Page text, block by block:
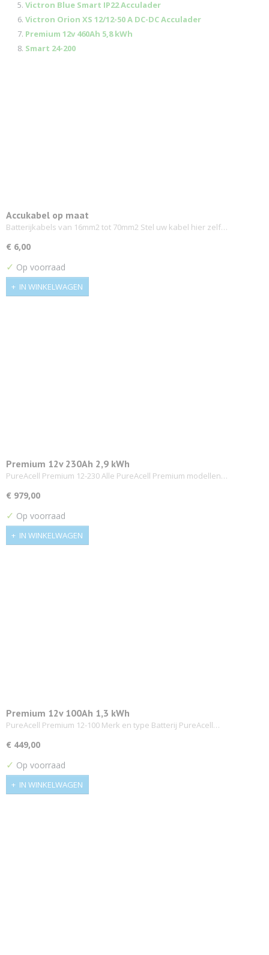
Victron Blue Smart IP22 Acculader
Victron Orion XS 12/12-50 A DC-DC Acculader
Premium 12v 460Ah 5,8 kWh
Smart 24-200
Accukabel op maat
Batterijkabels van 16mm2 tot 70mm2 Stel uw kabel hier zelf…
€ 6,00
✓ Op voorraad
IN WINKELWAGEN
Premium 12v 230Ah 2,9 kWh
PureAcell Premium 12-230 Alle PureAcell Premium modellen…
€ 979,00
✓ Op voorraad
IN WINKELWAGEN
Premium 12v 100Ah 1,3 kWh
PureAcell Premium 12-100 Merk en type Batterij PureAcell…
€ 449,00
✓ Op voorraad
IN WINKELWAGEN